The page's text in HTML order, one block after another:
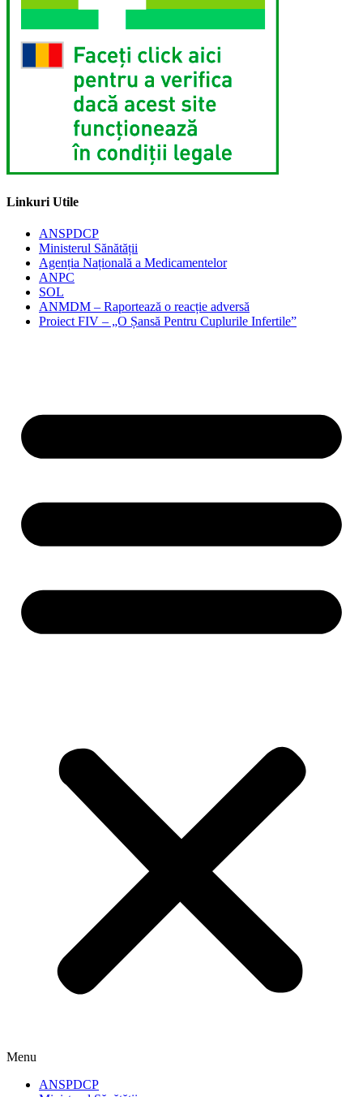
Linkuri Utile
ANSPDCP
Ministerul Sănătății
Agenția Națională a Medicamentelor
ANPC
SOL
ANMDM – Raportează o reacție adversă
Proiect FIV – „O Șansă Pentru Cuplurile Infertile”
Menu
ANSPDCP